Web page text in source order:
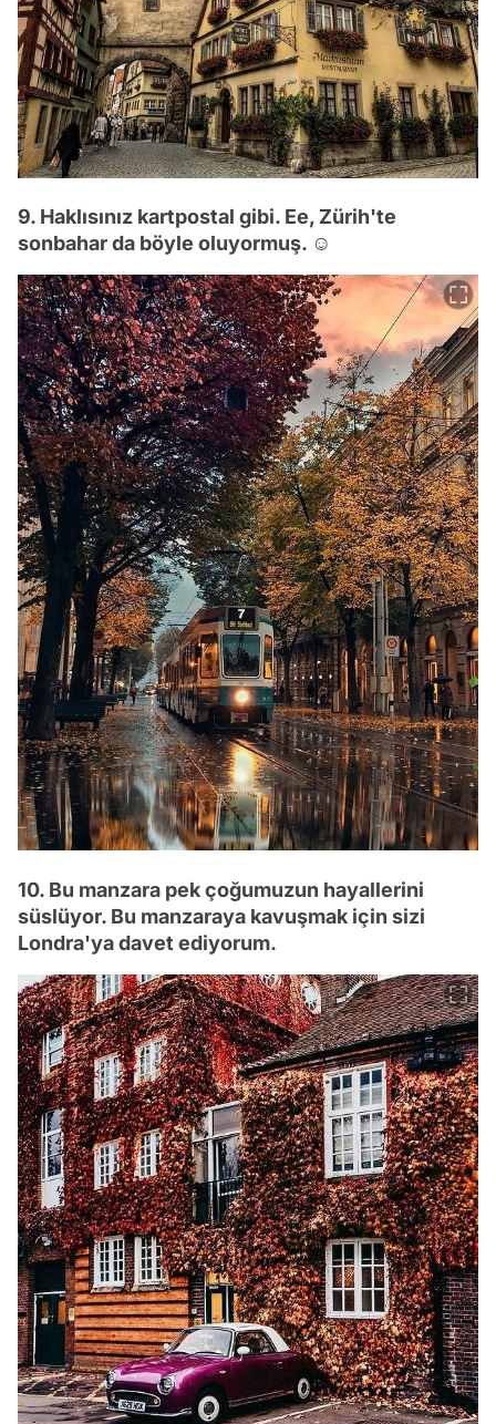
9. Haklısınız kartpostal gibi. Ee, Zürih'te
sonbahar da böyle oluyormuş. ☺
10. Bu manzara pek çoğumuzun hayallerini
süslüyor. Bu manzaraya kavuşmak için sizi
Londra'ya davet ediyorum.